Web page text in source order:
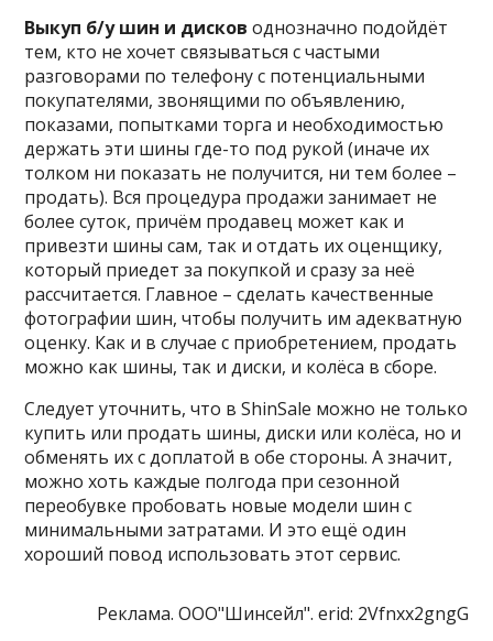
Выкуп б/у шин и дисков однозначно подойдёт
тем, кто не хочет связываться с частыми
разговорами по телефону с потенциальными
покупателями, звонящими по объявлению,
показами, попытками торга и необходимостью
держать эти шины где-то под рукой (иначе их
толком ни показать не получится, ни тем более –
продать). Вся процедура продажи занимает не
более суток, причём продавец может как и
привезти шины сам, так и отдать их оценщику,
который приедет за покупкой и сразу за неё
рассчитается. Главное – сделать качественные
фотографии шин, чтобы получить им адекватную
оценку. Как и в случае с приобретением, продать
можно как шины, так и диски, и колёса в сборе.
Следует уточнить, что в ShinSale можно не только
купить или продать шины, диски или колёса, но и
обменять их с доплатой в обе стороны. А значит,
можно хоть каждые полгода при сезонной
переобувке пробовать новые модели шин с
минимальными затратами. И это ещё один
хороший повод использовать этот сервис.
Реклама. ООО"Шинсейл". erid: 2Vfnxx2gngG